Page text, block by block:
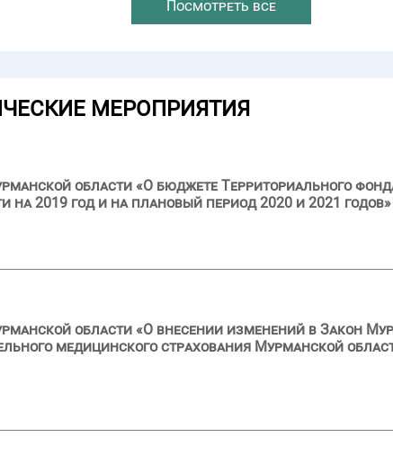
Посмотреть все
МЕРОПРИЯТИЯ
области «О бюджете Территориального
на 2019 год и на плановый период 2020 и 2021 годов»
области «О внесении изменений в Закон
медицинского страхования Мурманской